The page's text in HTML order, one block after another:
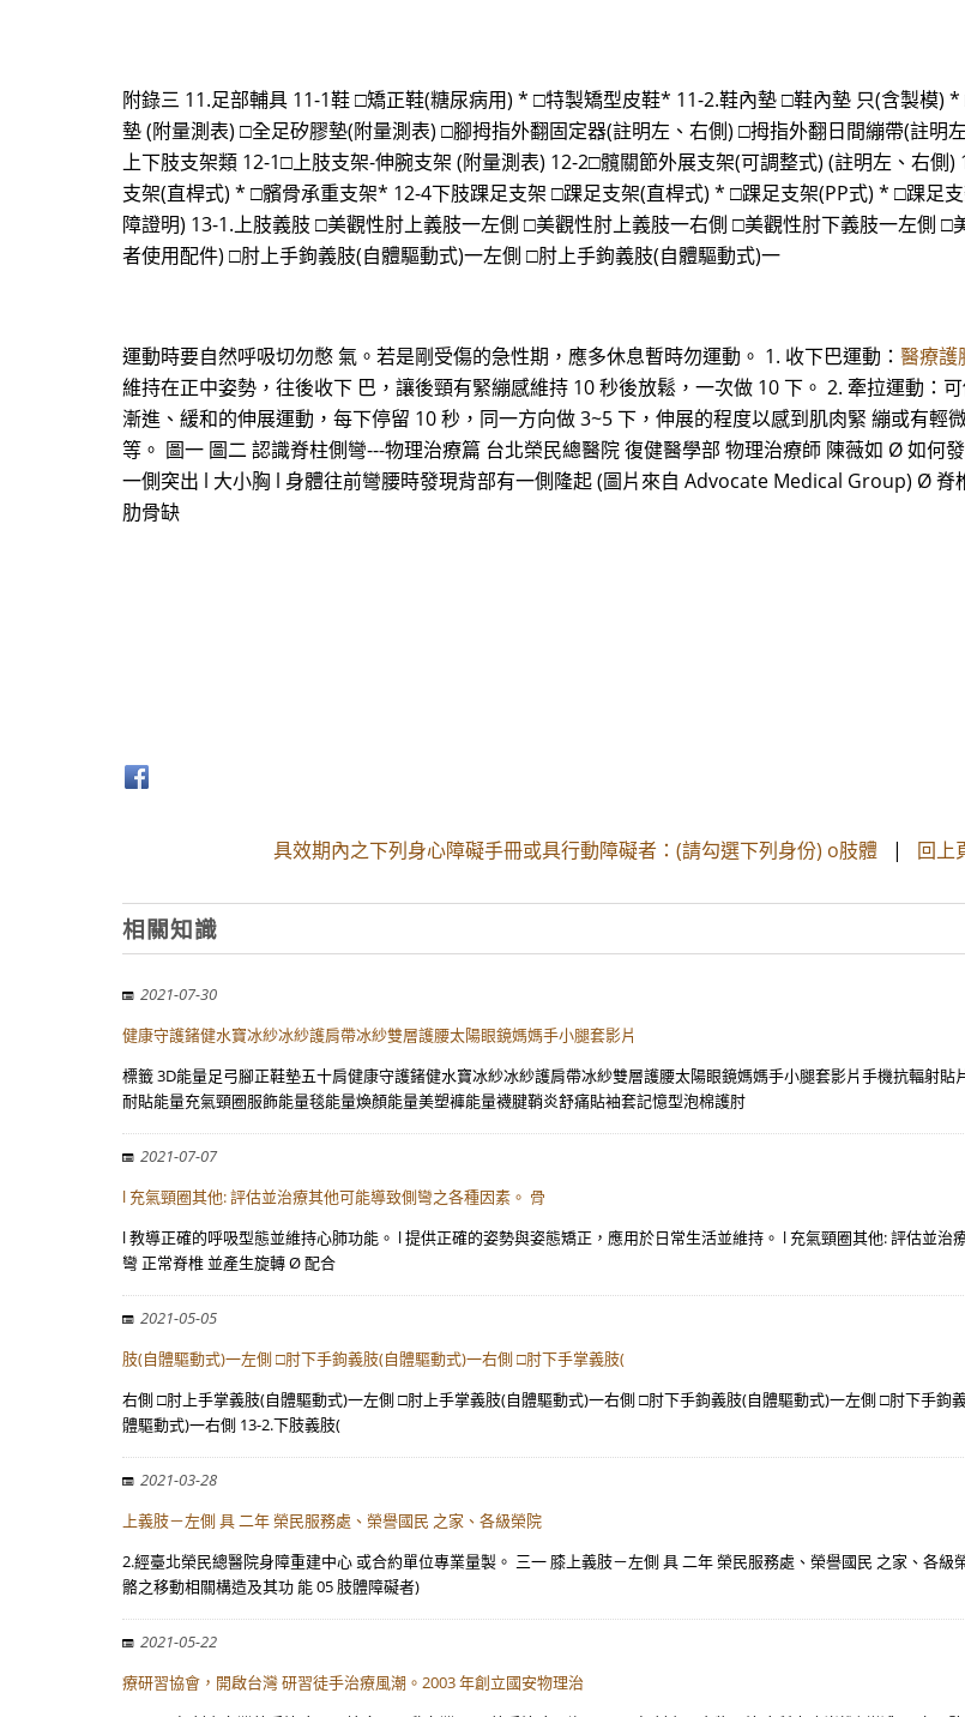
附錄三 11.足部輔具 11-1鞋 □矯正鞋(糖尿病用) * □特製矯型皮鞋* 11-2.鞋內墊 □鞋內墊 只(含製模
墊 (附量測表) □全足矽膠墊(附量測表) □腳拇指外翻固定器(註明左、右側) □拇指外翻日間繃帶(註明
上下肢支架類 12-1□上肢支架-伸腕支架 (附量測表) 12-2□髖關節外展支架(可調整式) (註明左、右
支架(直桿式) * □髕骨承重支架* 12-4下肢踝足支架 □踝足支架(直桿式) * □踝足支架(PP式) * □踝足
障證明) 13-1.上肢義肢 □美觀性肘上義肢一左側 □美觀性肘上義肢一右側 □美觀性肘下義肢一左側
者使用配件) □肘上手鉤義肢(自體驅動式)一左側 □肘上手鉤義肢(自體驅動式)一
運動時要自然呼吸切勿憋 氣。若是剛受傷的急性期，應多休息暫時勿運動。 1. 收下巴運動： 醫療護
維持在正中姿勢，往後收下 巴，讓後頸有緊繃感維持 10 秒後放鬆，一次做 10 下。 2. 牽拉運動：
漸進、緩和的伸展運動，每下停留 10 秒，同一方向做 3~5 下，伸展的程度以感到肌肉緊 繃或有輕
等。 圖一 圖二 認識脊柱側彎---物理治療篇 台北榮民總醫院 復健醫學部 物理治療師 陳薇如 Ø 如何
一側突出 l 大小胸 l 身體往前彎腰時發現背部有一側隆起 (圖片來自 Advocate Medical Group) Ø 脊
肋骨缺
具效期內之下列身心障礙手冊或具行動障礙者：(請勾選下列身份) o肢體 | 回上
相關知識
2021-07-30
健康守護鍺健水寶冰紗冰紗護肩帶冰紗雙層護腰太陽眼鏡媽媽手小腿套影片
標籤 3D能量足弓腳正鞋墊五十肩健康守護鍺健水寶冰紗冰紗護肩帶冰紗雙層護腰太陽眼鏡媽媽手小腿套影片手機抗輻射
耐貼能量充氣頸圈服飾能量毯能量煥顏能量美塑褲能量襪腱鞘炎舒痛貼袖套記憶型泡棉護肘
2021-07-07
l 充氣頸圈其他: 評估並治療其他可能導致側彎之各種因素。 骨
l 教導正確的呼吸型態並維持心肺功能。 l 提供正確的姿勢與姿態矯正，應用於日常生活並維持。 l 充氣頸圈其他: 評估並
彎 正常脊椎 並產生旋轉 Ø 配合
2021-05-05
肢(自體驅動式)一左側 □肘下手鉤義肢(自體驅動式)一右側 □肘下手掌義肢(
右側 □肘上手掌義肢(自體驅動式)一左側 □肘上手掌義肢(自體驅動式)一右側 □肘下手鉤義肢(自體驅動式)一左側 □肘下手
體驅動式)一右側 13-2.下肢義肢(
2021-03-28
上義肢－左側 具 二年 榮民服務處、榮譽國民 之家、各級榮院
2.經臺北榮民總醫院身障重建中心 或合約單位專業量製。 三一 膝上義肢－左側 具 二年 榮民服務處、榮譽國民 之家、各
骼之移動相關構造及其功 能 05 肢體障礙者)
2021-05-22
療研習協會，開啟台灣 研習徒手治療風潮。2003 年創立國安物理治